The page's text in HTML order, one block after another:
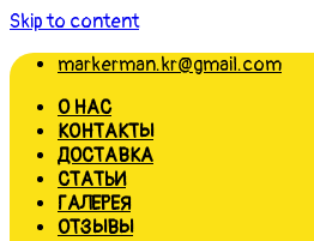
Skip to content
markerman.kr@gmail.com
О НАС
КОНТАКТЫ
ДОСТАВКА
СТАТЬИ
ГАЛЕРЕЯ
ОТЗЫВЫ